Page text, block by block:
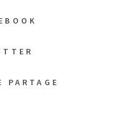
PARTAGE